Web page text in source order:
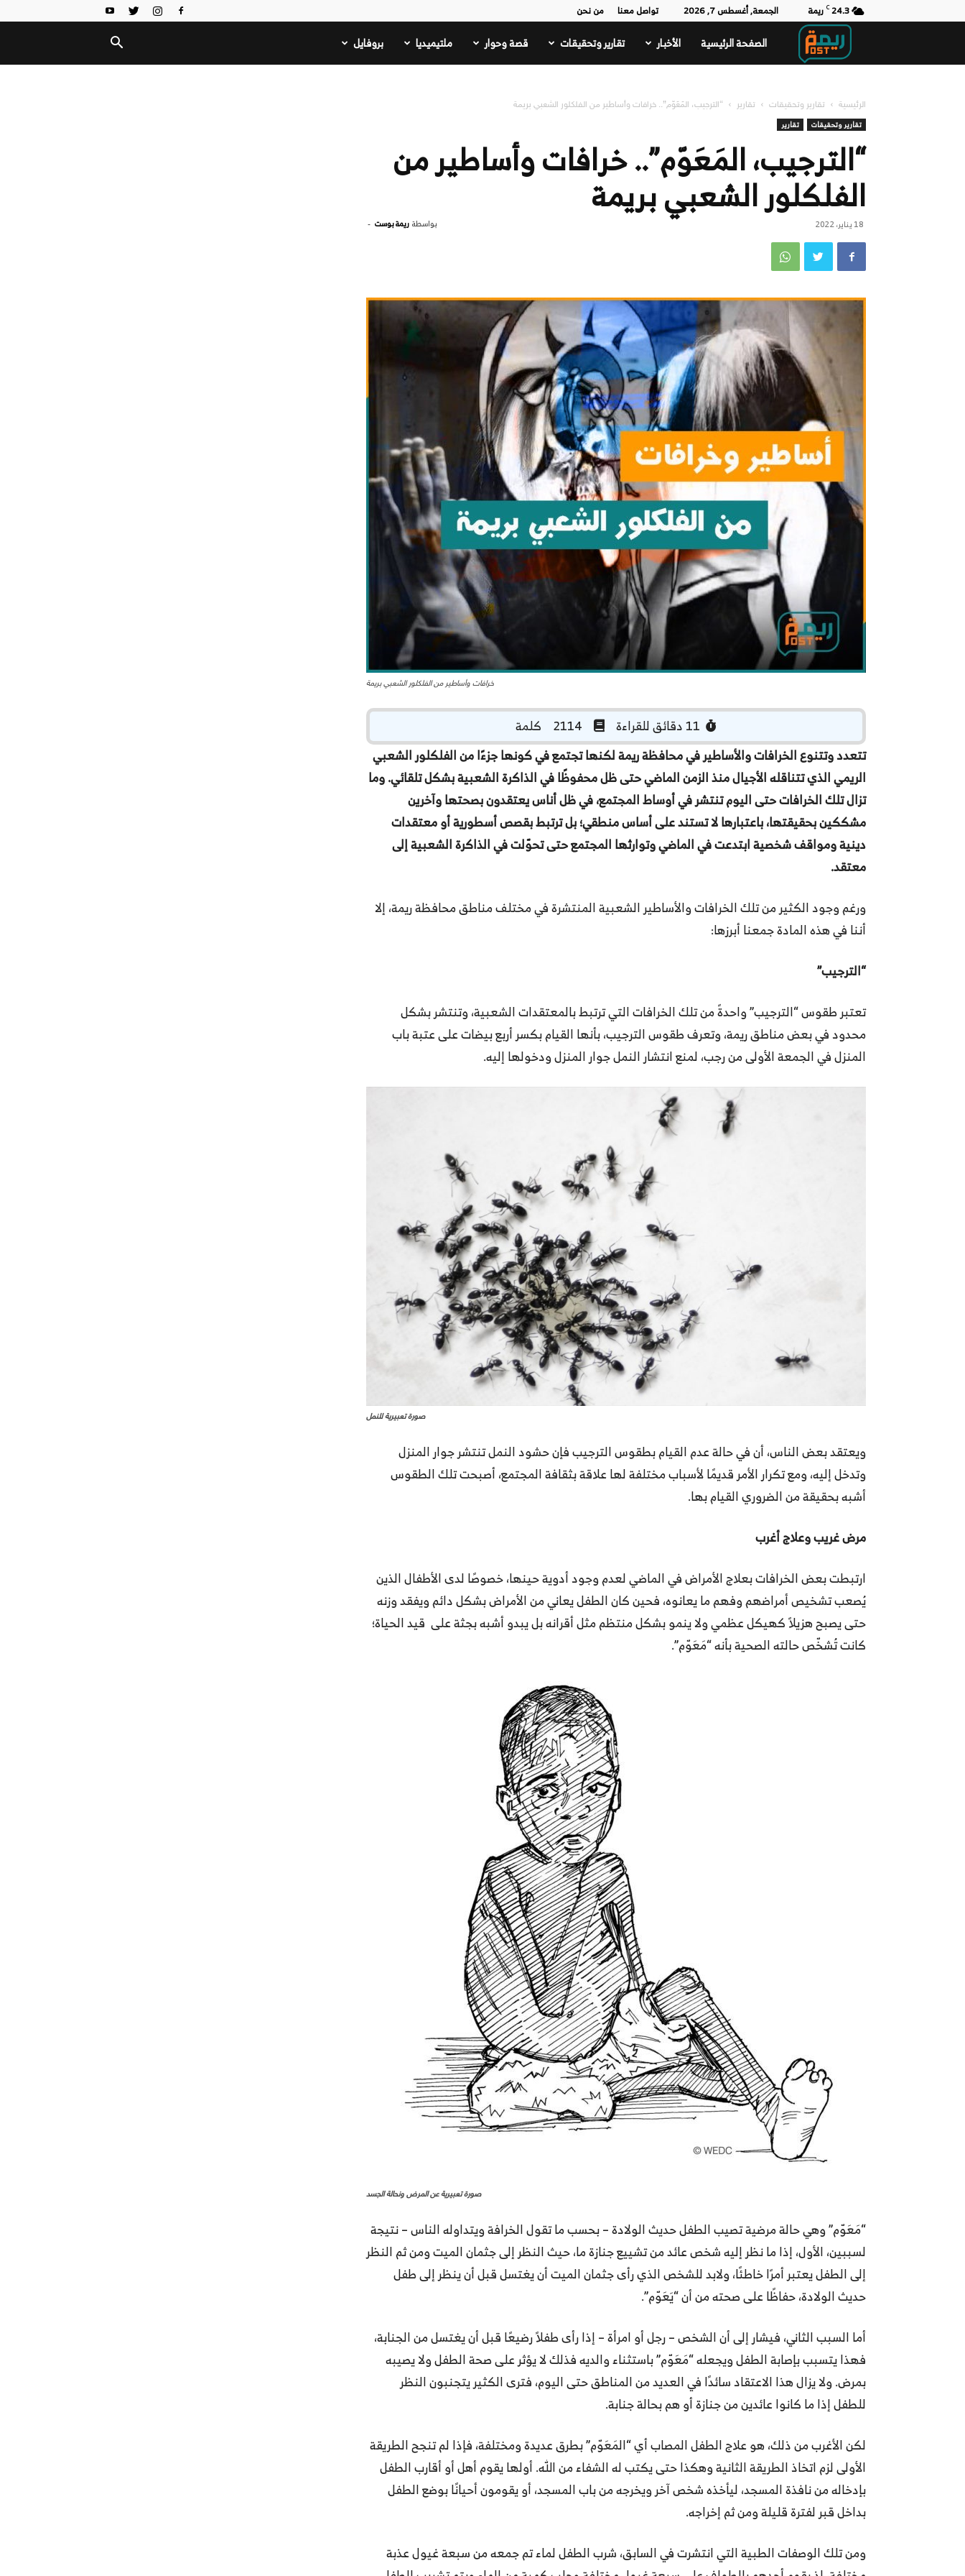
24.3
C ريمة الجمعة, أغسطس 7, 2026 تواصل معنا من نحن
ريمةالصفحة الرئيسية الأخبار تقارير وتحقيقات قصة وحوار ملتيميديا بروفايل
الرئيسية تقارير وتحقيقات تقارير “الترجيب، المَعَوّم”.. خرافات وأساطير من الفلكلور الشعبي بريمة
تقارير وتحقيقات تقارير
“الترجيب، المَعَوّم”.. خرافات وأساطير من
الفلكلور الشعبي بريمة
بواسطة ريمة بوست - 18 يناير، 2022
خرافات وأساطير من الفلكلور الشعبي بريمة
تتعدد وتتنوع الخرافات والأساطير في محافظة ريمة لكنها تجتمع في كونها جزءًا من الفلكلور الشعبي
الريمي الذي تتناقله الأجيال منذ الزمن الماضي حتى ظل محفوظًا في الذاكرة الشعبية بشكل تلقائي. وما
تزال تلك الخرافات حتى اليوم تنتشر في أوساط المجتمع، في ظل أناس يعتقدون بصحتها وآخرين
مشككين بحقيقتها، باعتبارها لا تستند على أساس منطقي؛ بل ترتبط بقصص أسطورية أو معتقدات
دينية ومواقف شخصية ابتدعت في الماضي وتوارثها المجتمع حتى تحوّلت في الذاكرة الشعبية إلى
معتقد.
ورغم وجود الكثير من تلك الخرافات والأساطير الشعبية المنتشرة في مختلف مناطق محافظة ريمة، إلا
أننا في هذه المادة جمعنا أبرزها:
“الترجيب”
تعتبر طقوس “الترجيب” واحدةً من تلك الخرافات التي ترتبط بالمعتقدات الشعبية، وتنتشر بشكل
محدود في بعض مناطق ريمة، وتعرف طقوس الترجيب، بأنها القيام بكسر أربع بيضات على عتبة باب
المنزل في الجمعة الأولى من رجب، لمنع انتشار النمل جوار المنزل ودخولها إليه.
صورة تعبيرية للنمل
ويعتقد بعض الناس، أن في حالة عدم القيام بطقوس الترجيب فإن حشود النمل تنتشر جوار المنزل
وتدخل إليه، ومع تكرار الأمر قديمًا لأسباب مختلفة لها علاقة بثقافة المجتمع، أصبحت تلك الطقوس
أشبه بحقيقة من الضروري القيام بها.
مرض غريب وعلاج أغرب
ارتبطت بعض الخرافات بعلاج الأمراض في الماضي لعدم وجود أدوية حينها، خصوصًا لدى الأطفال الذين
يُصعب تشخيص أمراضهم وفهم ما يعانوه، فحين كان الطفل يعاني من الأمراض بشكل دائم ويفقد وزنه
حتى يصبح هزيلاً كهيكل عظمي ولا ينمو بشكل منتظم مثل أقرانه بل يبدو أشبه بجثة على قيد الحياة؛
كانت تُشخّص حالته الصحية بأنه “مَعَوّم”.
صورة تعبيرية عن المرض ونحالة الجسد
“مَعَوّم” وهي حالة مرضية تصيب الطفل حديث الولادة – بحسب ما تقول الخرافة ويتداوله الناس – نتيجة
لسببين، الأول، إذا ما نظر إليه شخص عائد من تشييع جنازة ما، حيث النظر إلى جثمان الميت ومن ثم النظر
إلى الطفل يعتبر أمرًا خاطئًا، ولابد للشخص الذي رأى جثمان الميت أن يغتسل قبل أن ينظر إلى طفل
حديث الولادة، حفاظًا على صحته من أن “يَعَوّم”.
أما السبب الثاني، فيشار إلى أن الشخص – رجل أو امرأة – إذا رأى طفلاً رضيعًا قبل أن يغتسل من الجنابة،
فهذا يتسبب بإصابة الطفل ويجعله “مَعَوّم” باستثناء والديه فذلك لا يؤثر على صحة الطفل ولا يصيبه
بمرض. ولا يزال هذا الاعتقاد سائدًا في العديد من المناطق حتى اليوم، فترى الكثير يتجنبون النظر
للطفل إذا ما كانوا عائدين من جنازة أو هم بحالة جنابة.
لكن الأغرب من ذلك، هو علاج الطفل المصاب أي “المَعَوّم” بطرق عديدة ومختلفة، فإذا لم تنجح الطريقة
الأولى لزم اتخاذ الطريقة الثانية وهكذا حتى يكتب له الشفاء من الله. أولها يقوم أهل أو أقارب الطفل
بإدخاله من نافذة المسجد، ليأخذه شخص آخر ويخرجه من باب المسجد، أو يقومون أحيانًا بوضع الطفل
بداخل قبر لفترة قليلة ومن ثم إخراجه.
ومن تلك الوصفات الطبية التي انتشرت في السابق، شرب الطفل لماء تم جمعه من سبعة غيول عذبة